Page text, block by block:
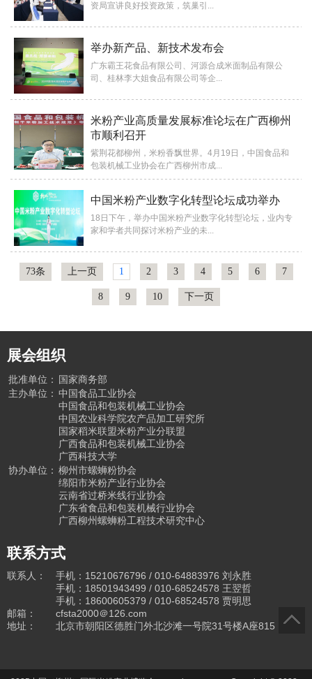
资局宣讲良好投资政策，筑巢引...
举办新产品、新技术发布会
广东霸王花食品有限公司、河源合成米面制品有限公
司、桂林李大姐食品有限公司等企...
米粉产业高质量发展标准论坛在广西柳州
市顺利召开
紫荆花都柳州，米粉香飘世界。4月19日，中国食品和
包装机械工业协会在广西柳州市成...
中国米粉产业数字化转型论坛成功举办
18日下午，举办中国米粉产业数字化转型论坛，业内专
家和学者共同探讨米粉产业的未...
73条 上一页 1 2 3 4 5 6 7
8 9 10 下一页
展会组织
批准单位：
国家商务部
主办单位： 中国食品工业协会
中国食品和包装机械工业协会
中国农业科学院农产品加工研究所
国家稻米联盟米粉产业分联盟
广西食品和包装机械工业协会
广西科技大学
协办单位： 柳州市螺蛳粉协会
绵阳市米粉产业行业协会
云南省过桥米线行业协会
广东省食品和包装机械行业协会
广西柳州螺蛳粉工程技术研究中心
联系方式
联系人： 手机：15210676796 / 010-64883976 刘永胜
手机：18501943499 / 010-68524578 王翌哲
手机：18600605379 / 010-68524578 贾明思
邮箱：
cfsta2000＠126.com
地址：
北京市朝阳区德胜门外北沙滩一号院31号楼A座815